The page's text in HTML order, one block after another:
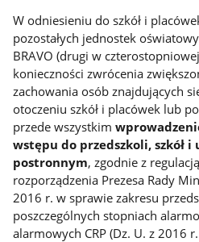
W odniesieniu do szkół i
pozostałych jednostek
BRAVO (drugi w
konieczności zwrócenia
zachowania osób znajdujących
otoczeniu szkół i placówek lub
przede wszystkim
wstępu do przedszkoli, szkół i
postronnym, zgodnie z
rozporządzenia Prezesa Rady
2016 r. w sprawie zakresu
poszczególnych stopniach
alarmowych CRP (Dz. U. z 2016